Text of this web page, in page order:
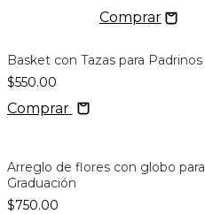
Basket con Tazas para Padrinos
$550.00
Comprar
Arreglo de flores con globo para
Graduación
$750.00